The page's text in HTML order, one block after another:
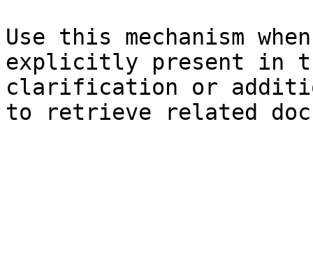
Use this mechanism
explicitly present in
clarification or